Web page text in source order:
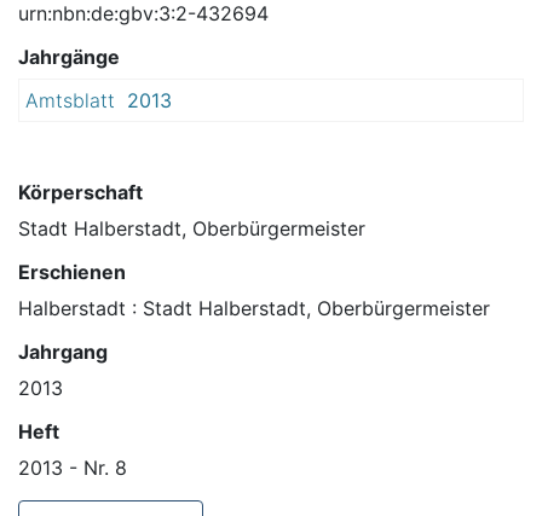
urn:nbn:de:gbv:3:2-432694
Jahrgänge
Amtsblatt 2013
Körperschaft
Stadt Halberstadt, Oberbürgermeister
Erschienen
Halberstadt : Stadt Halberstadt, Oberbürgermeister
Jahrgang
2013
Heft
2013 - Nr. 8